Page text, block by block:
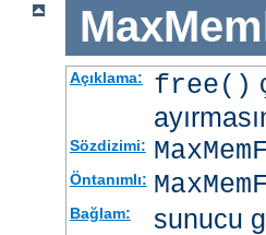
Açıklama: free()
Sözdizimi:
Öntanımlı:
Bağlam: sunucu